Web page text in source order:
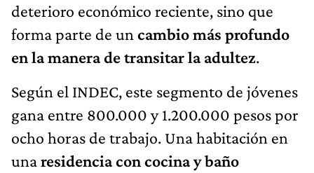
deterioro económico reciente, sino que
forma parte de un cambio más profundo
en la manera de transitar la adultez.
Según el INDEC, este segmento de jóvenes
gana entre 800.000 y 1.200.000 pesos por
ocho horas de trabajo. Una habitación en
unaresidencia con cocina y baño